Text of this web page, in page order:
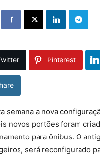
Pinterest
semana a nova
novos portões foram
para ônibus. O
será reconfigurado